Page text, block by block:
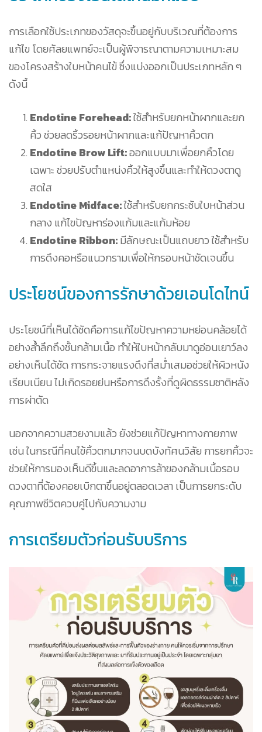
การเลือกใช้ประเภทของวัสดุจะขึ้นอยู่กับบริเวณที่ต้องการ
แก้ไข โดยศัลยแพทย์จะเป็นผู้พิจารณาตามความเหมาะสม
ของโครงสร้างใบหน้าคนไข้ ซึ่งแบ่งออกเป็นประเภทหลัก ๆ
ดังนี้
Endotine Forehead:ใช้สำหรับยกหน้าผากและยก
คิ้ว ช่วยลดริ้วรอยหน้าผากและแก้ปัญหาคิ้วตก
Endotine Brow Lift:ออกแบบมาเพื่อยกคิ้วโดย
เฉพาะ ช่วยปรับตำแหน่งคิ้วให้สูงขึ้นและทำให้ดวงตาดู
สดใส
Endotine Midface:ใช้สำหรับยกกระชับใบหน้าส่วน
กลาง แก้ไขปัญหาร่องแก้มและแก้มห้อย
Endotine Ribbon:มีลักษณะเป็นแถบยาว ใช้สำหรับ
การดึงคอหรือแนวกรามเพื่อให้กรอบหน้าชัดเจนขึ้น
ประโยชน์ของการรักษาด้วยเอนโดไทน์
ประโยชน์ที่เห็นได้ชัดคือการแก้ไขปัญหาความหย่อนคล้อยได้
อย่างล้ำลึกถึงชั้นกล้ามเนื้อ ทำให้ใบหน้ากลับมาดูอ่อนเยาว์ลง
อย่างเห็นได้ชัด การกระจายแรงดึงที่สม่ำเสมอช่วยให้ผิวหนัง
เรียบเนียน ไม่เกิดรอยย่นหรือการดึงรั้งที่ดูผิดธรรมชาติหลัง
การผ่าตัด
นอกจากความสวยงามแล้ว ยังช่วยแก้ปัญหาทางกายภาพ
เช่น ในกรณีที่คนไข้คิ้วตกมากจนบดบังทัศนวิสัย การยกคิ้วจะ
ช่วยให้การมองเห็นดีขึ้นและลดอาการล้าของกล้ามเนื้อรอบ
ดวงตาที่ต้องคอยเบิกตาขึ้นอยู่ตลอดเวลา เป็นการยกระดับ
คุณภาพชีวิตควบคู่ไปกับความงาม
การเตรียมตัวก่อนรับบริการ